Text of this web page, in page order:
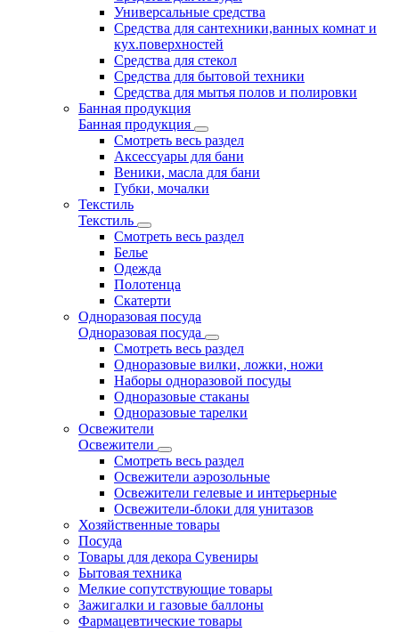
Универсальные средства
Средства для сантехники,ванных комнат и
кух.поверхностей
Средства для стекол
Средства для бытовой техники
Средства для мытья полов и полировки
Банная продукция
Банная продукция
Смотреть весь раздел
Аксессуары для бани
Веники, масла для бани
Губки, мочалки
Текстиль
Текстиль
Смотреть весь раздел
Белье
Одежда
Полотенца
Скатерти
Одноразовая посуда
Одноразовая посуда
Смотреть весь раздел
Одноразовые вилки, ложки, ножи
Наборы одноразовой посуды
Одноразовые стаканы
Одноразовые тарелки
Освежители
Освежители
Смотреть весь раздел
Освежители аэрозольные
Освежители гелевые и интерьерные
Освежители-блоки для унитазов
Хозяйственные товары
Посуда
Товары для декора Сувениры
Бытовая техника
Мелкие сопутствующие товары
Зажигалки и газовые баллоны
Фармацевтические товары